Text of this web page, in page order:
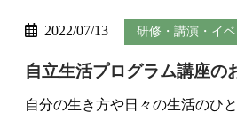
2022/07/13 研修・講演・イベ
自立生活プログラム講座の
自分の生き方や日々の生活のひ